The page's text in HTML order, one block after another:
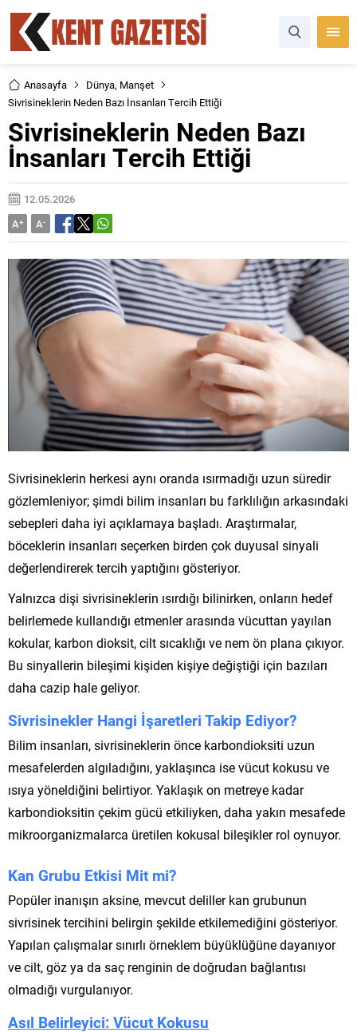
Anasayfa Dünya, Manşet
Sivrisineklerin Neden Bazı İnsanları Tercih Ettiği
Sivrisineklerin Neden Bazı
İnsanları Tercih Ettiği
12.05.2026
A+ A-
Sivrisineklerin herkesi aynı oranda ısırmadığı uzun süredir
gözlemleniyor; şimdi bilim insanları bu farklılığın arkasındaki
sebepleri daha iyi açıklamaya başladı. Araştırmalar,
böceklerin insanları seçerken birden çok duyusal sinyali
değerlendirerek tercih yaptığını gösteriyor.
Yalnızca dişi sivrisineklerin ısırdığı bilinirken, onların hedef
belirlemede kullandığı etmenler arasında vücuttan yayılan
kokular, karbon dioksit, cilt sıcaklığı ve nem ön plana çıkıyor.
Bu sinyallerin bileşimi kişiden kişiye değiştiği için bazıları
daha cazip hale geliyor.
Sivrisinekler Hangi İşaretleri Takip Ediyor?
Bilim insanları, sivrisineklerin önce karbondioksiti uzun
mesafelerden algıladığını, yaklaşınca ise vücut kokusu ve
ısıya yöneldiğini belirtiyor. Yaklaşık on metreye kadar
karbondioksitin çekim gücü etkiliyken, daha yakın mesafede
mikroorganizmalarca üretilen kokusal bileşikler rol oynuyor.
Kan Grubu Etkisi Mit mi?
Popüler inanışın aksine, mevcut deliller kan grubunun
sivrisinek tercihini belirgin şekilde etkilemediğini gösteriyor.
Yapılan çalışmalar sınırlı örneklem büyüklüğüne dayanıyor
ve cilt, göz ya da saç renginin de doğrudan bağlantısı
olmadığı vurgulanıyor.
Asıl Belirleyici: Vücut Kokusu